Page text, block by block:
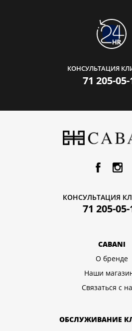
КОНСУЛЬТАЦИЯ
71 205-
КОНСУЛЬТАЦИЯ
71 205-
CABANI
О бренде
Наши
Связаться с
ОБСЛУЖИВАНИЕ